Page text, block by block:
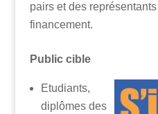
pairs et des
financement.
Public cible
Etudiants,
diplômes des